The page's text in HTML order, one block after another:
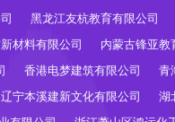
黑龙江友杭教育有限公司
材料有限公司 内蒙古锋亚教
香港电梦建筑有限公司 青
辽宁本溪建新文化有限公司 湖